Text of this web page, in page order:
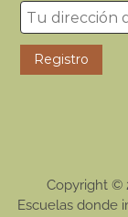
Copyright ©
Escuelas donde